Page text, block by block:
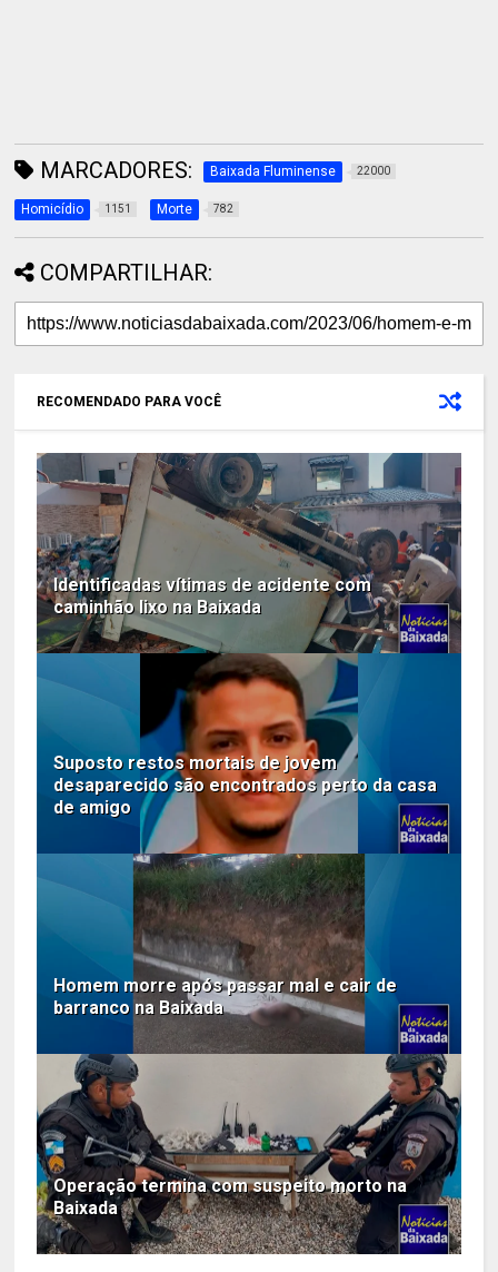
MARCADORES: Baixada Fluminense 22000
Homicídio 1151 Morte 782
COMPARTILHAR:
RECOMENDADO PARA VOCÊ
Identificadas vítimas de acidente com
caminhão lixo na Baixada
Suposto restos mortais de jovem
desaparecido são encontrados perto da casa
de amigo
Homem morre após passar mal e cair de
barranco na Baixada
Operação termina com suspeito morto na
Baixada